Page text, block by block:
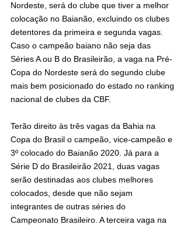
Nordeste, será do clube que tiver a melhor
colocação no Baianão, excluindo os clubes
detentores da primeira e segunda vagas.
Caso o campeão baiano não seja das
Séries A ou B do Brasileirão, a vaga na Pré-
Copa do Nordeste será do segundo clube
mais bem posicionado do estado no ranking
nacional de clubes da CBF.
Terão direito às três vagas da Bahia na
Copa do Brasil o campeão, vice-campeão e
3º colocado do Baianão 2020. Já para a
Série D do Brasileirão 2021, duas vagas
serão destinadas aos clubes melhores
colocados, desde que não sejam
integrantes de outras séries do
Campeonato Brasileiro. A terceira vaga na